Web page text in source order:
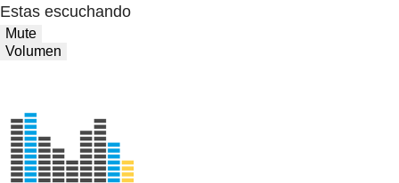
Estas escuchando
Mute
Volumen